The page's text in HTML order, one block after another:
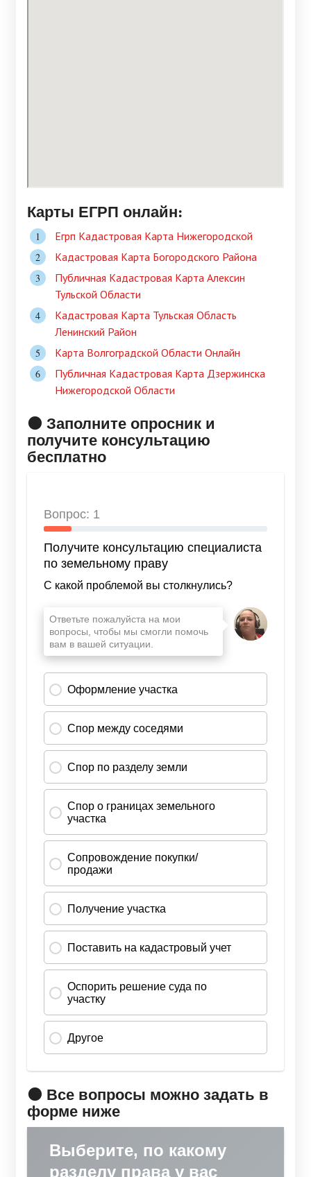
Карты ЕГРП онлайн:
Егрп Кадастровая Карта Нижегородской
Кадастровая Карта Богородского Района
Публичная Кадастровая Карта Алексин
Тульской Области
Кадастровая Карта Тульская Область
Ленинский Район
Карта Волгоградской Области Онлайн
Публичная Кадастровая Карта Дзержинска
Нижегородской Области
🟠 Заполните опросник и
получите консультацию
бесплатно
🟠 Все вопросы можно задать в
форме ниже